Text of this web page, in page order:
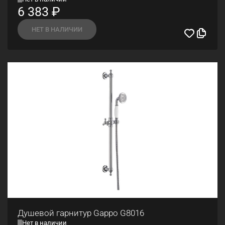
6 383 ₽
НЕТ В НАЛИЧИИ
Душевой гарнитур Gappo G8016
Нет в наличии